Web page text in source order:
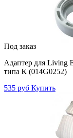
Под заказ
Адаптер для Living
типа К (014G0252)
535 руб Купить